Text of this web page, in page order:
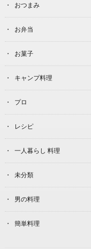
おつまみ
お弁当
お菓子
キャンプ料理
プロ
レシピ
一人暮らし 料理
未分類
男の料理
簡単料理